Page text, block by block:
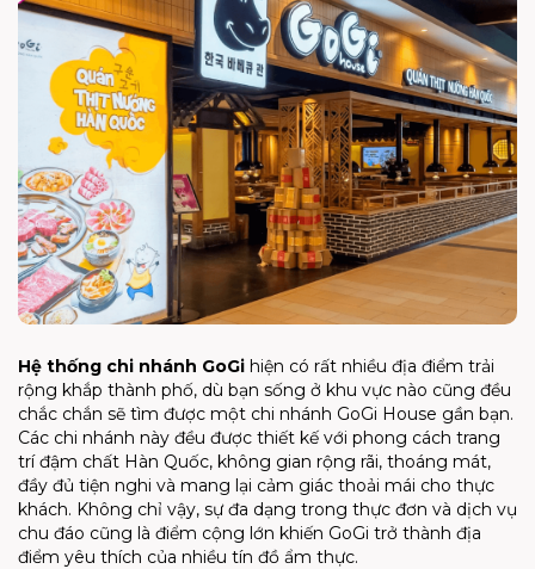
Hệ thống chi nhánh GoGi hiện có rất nhiều địa điểm trải
rộng khắp thành phố, dù bạn sống ở khu vực nào cũng đều
chắc chắn sẽ tìm được một chi nhánh GoGi House gần bạn.
Các chi nhánh này đều được thiết kế với phong cách trang
trí đậm chất Hàn Quốc, không gian rộng rãi, thoáng mát,
đầy đủ tiện nghi và mang lại cảm giác thoải mái cho thực
khách. Không chỉ vậy, sự đa dạng trong thực đơn và dịch vụ
chu đáo cũng là điểm cộng lớn khiến GoGi trở thành địa
điểm yêu thích của nhiều tín đồ ẩm thực.